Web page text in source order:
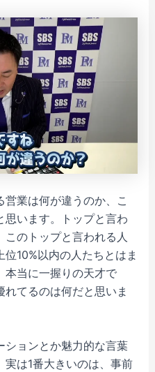
業は何が違うのか、こ
思います。トップと言わ
のトップと言われる人
10%以内の人たちとはま
本当に一握りの天才で
てるのは何だと思いま
ションとか魅力的な言葉
は1番大きいのは、事前